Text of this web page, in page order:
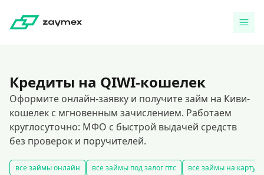
Кредиты на QIWI-кошелек
Оформите онлайн-заявку и получите займ на Киви-
кошелек с мгновенным зачислением. Работаем
круглосуточно: МФО с быстрой выдачей средств
без проверок и поручителей.
все займы онлайн все займы под залог птс все займы на карту